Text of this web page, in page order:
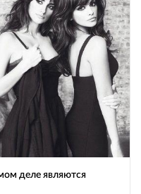
деле являются